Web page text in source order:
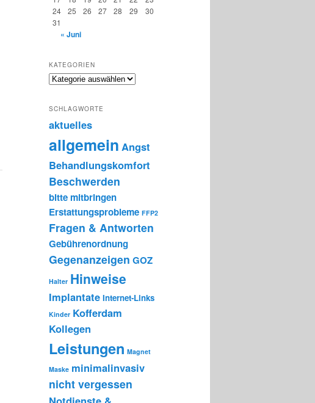
24
25 26 27 28 29
30
31
« Juni
KATEGORIEN
SCHLAGWORTE
aktuelles
allgemein Angst
Behandlungskomfort
Beschwerden
bitte mitbringen
Erstattungsprobleme FFP2
Fragen & Antworten
Gebührenordnung
Gegenanzeigen GOZ
Halter Hinweise
Implantate Internet-Links
Kinder Kofferdam
Kollegen
Leistungen Magnet
Maske minimalinvasiv
nicht vergessen